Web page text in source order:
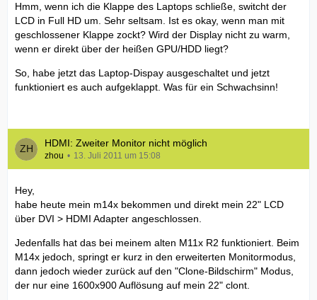
Hmm, wenn ich die Klappe des Laptops schließe, switcht der
LCD in Full HD um. Sehr seltsam. Ist es okay, wenn man mit
geschlossener Klappe zockt? Wird der Display nicht zu warm,
wenn er direkt über der heißen GPU/HDD liegt?
So, habe jetzt das Laptop-Dispay ausgeschaltet und jetzt
funktioniert es auch aufgeklappt. Was für ein Schwachsinn!
HDMI: Zweiter Monitor nicht möglich
zhou 13. Juli 2011 um 15:08
Hey,
habe heute mein m14x bekommen und direkt mein 22" LCD
über DVI > HDMI Adapter angeschlossen.
Jedenfalls hat das bei meinem alten M11x R2 funktioniert. Beim
M14x jedoch, springt er kurz in den erweiterten Monitormodus,
dann jedoch wieder zurück auf den "Clone-Bildschirm" Modus,
der nur eine 1600x900 Auflösung auf mein 22" clont.